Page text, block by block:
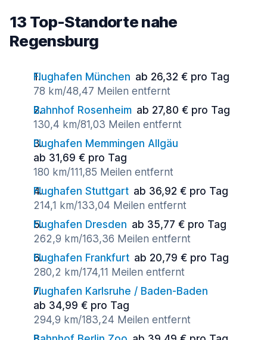
13 Top-Standorte nahe
Regensburg
Flughafen München ab 26,32 € pro Tag
78 km/48,47 Meilen entfernt
Bahnhof Rosenheim ab 27,80 € pro Tag
130,4 km/81,03 Meilen entfernt
Flughafen Memmingen Allgäu
ab 31,69 € pro Tag
180 km/111,85 Meilen entfernt
Flughafen Stuttgart ab 36,92 € pro Tag
214,1 km/133,04 Meilen entfernt
Flughafen Dresden ab 35,77 € pro Tag
262,9 km/163,36 Meilen entfernt
Flughafen Frankfurt ab 20,79 € pro Tag
280,2 km/174,11 Meilen entfernt
Flughafen Karlsruhe / Baden-Baden
ab 34,99 € pro Tag
294,9 km/183,24 Meilen entfernt